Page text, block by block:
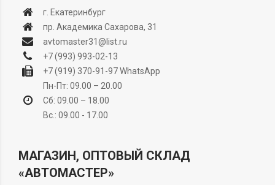
г. Екатеринбург
пр. Академика Сахарова, 31
avtomaster31@list.ru
+7 (993) 993-02-13
+7 (919) 370-91-97WhatsApp
Пн-Пт: 09.00 – 20.00
Сб: 09.00 – 18.00
Вс.: 09.00 - 17.00
МАГАЗИН, ОПТОВЫЙ СКЛАД
«АВТОМАСТЕР»